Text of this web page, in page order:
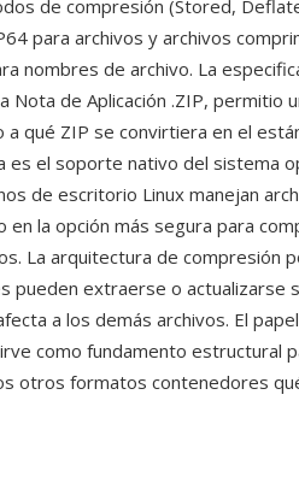
de compresión (Stored,
para archivos y archivos
nombres de archivo. La
Nota de Aplicación .ZIP, permitio
qué ZIP se convirtiera en el
es el soporte nativo del sistema
de escritorio Linux manejan
la opción más segura para
La arquitectura de compresión
pueden extraerse o actualizarse
a los demás archivos. El
como fundamento estructural
otros formatos contenedores